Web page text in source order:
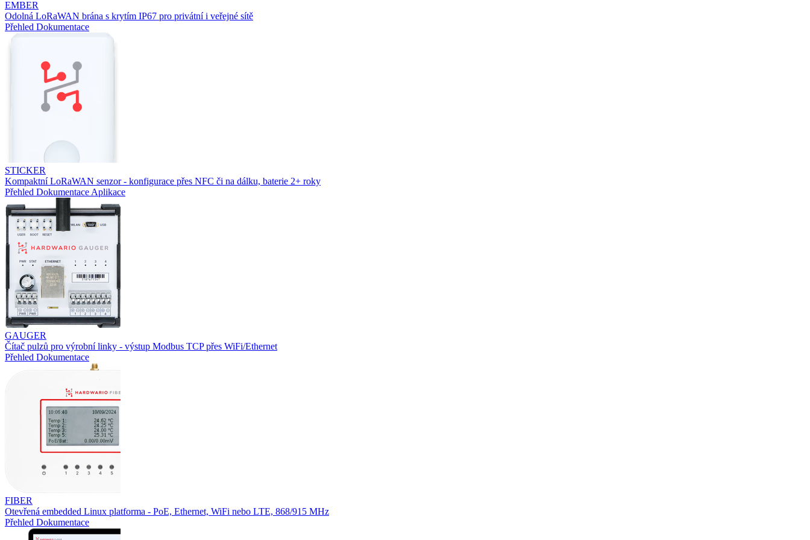
EMBER
Odolná LoRaWAN brána s krytím IP67 pro privátní i veřejné sítě
Přehled Dokumentace
STICKER
Kompaktní LoRaWAN senzor - konfigurace přes NFC či na dálku, baterie 2+ roky
Přehled Dokumentace Aplikace
GAUGER
Čítač pulzů pro výrobní linky - výstup Modbus TCP přes WiFi/Ethernet
Přehled Dokumentace
FIBER
Otevřená embedded Linux platforma - PoE, Ethernet, WiFi nebo LTE, 868/915 MHz
Přehled Dokumentace